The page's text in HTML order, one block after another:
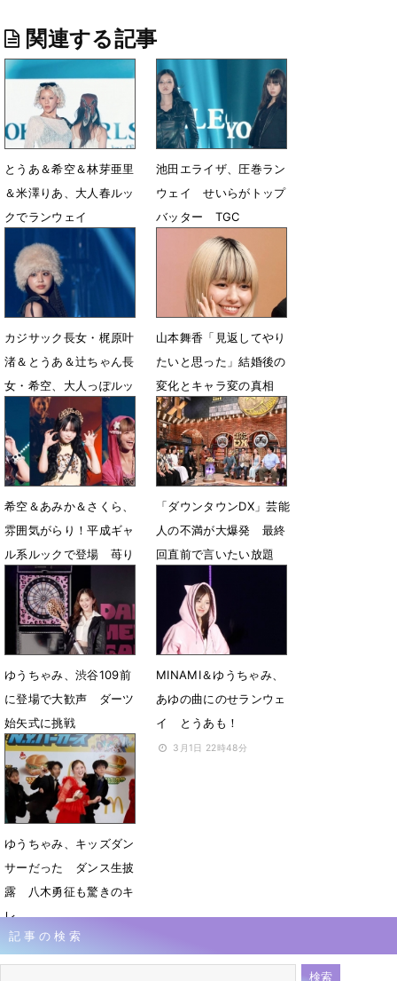
関連する記事
とうあ＆希空＆林芽亜里
＆米澤りあ、大人春ルッ
クでランウェイ
3月15日 16時48分
池田エライザ、圧巻ラン
ウェイ せいらがトップ
バッター TGC
3月14日 16時08分
カジサック長女・梶原叶
渚＆とうあ＆辻ちゃん長
女・希空、大人っぽルッ
クでランウェイ
1月11日 13時54分
山本舞香「見返してやり
たいと思った」結婚後の
変化とキャラ変の真相
赤裸々告白にびっくり
9月3日 07時56分
希空＆あみか＆さくら、
雰囲気がらり！平成ギャ
ル系ルックで登場 苺り
なはむライブ参加
7月31日 08時43分
「ダウンタウンDX」芸能
人の不満が大爆発 最終
回直前で言いたい放題
6月18日 18時23分
ゆうちゃみ、渋谷109前
に登場で大歓声 ダーツ
始⽮式に挑戦
3月31日 14時53分
MINAMI＆ゆうちゃみ、
あゆの曲にのせランウェ
イ とうあも！
3月1日 22時48分
ゆうちゃみ、キッズダン
サーだった ダンス生披
露 八木勇征も驚きのキ
レ
2月1日 11時25分
記事の検索